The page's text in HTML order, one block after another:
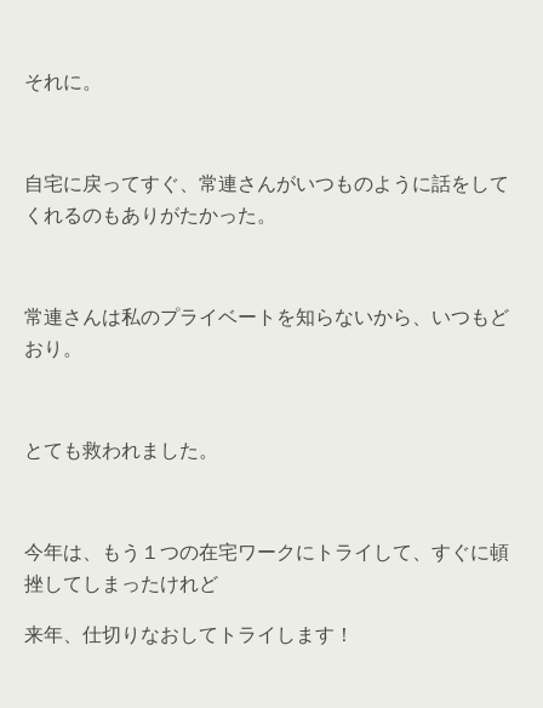
それに。
自宅に戻ってすぐ、常連さんがいつものように話をして
くれるのもありがたかった。
常連さんは私のプライベートを知らないから、いつもど
おり。
とても救われました。
今年は、もう１つの在宅ワークにトライして、すぐに頓
挫してしまったけれど
来年、仕切りなおしてトライします！